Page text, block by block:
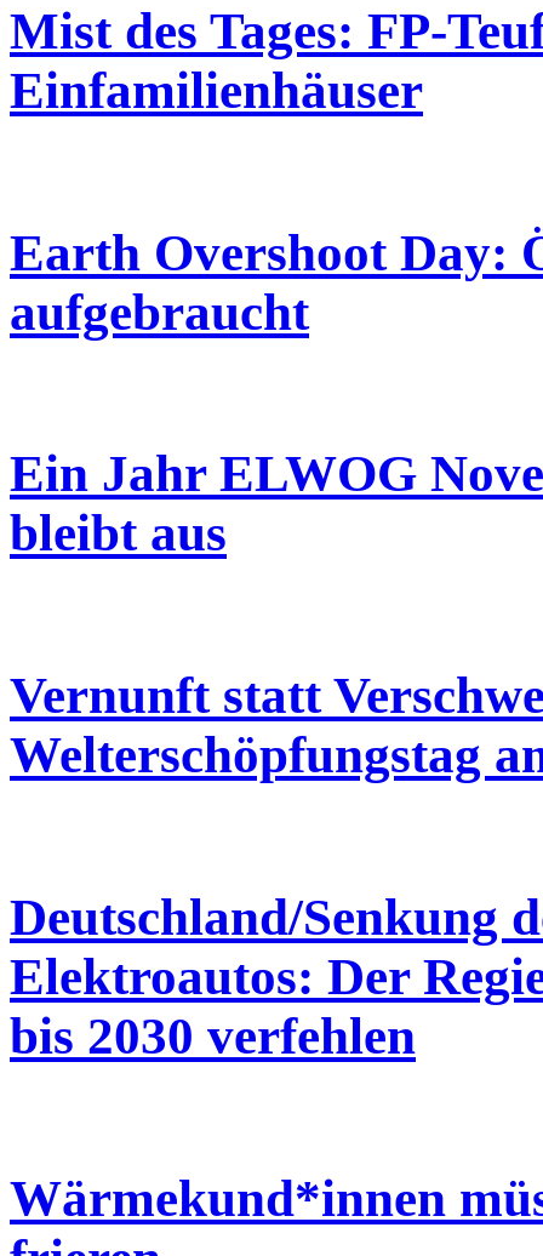
Mist des Tages: FP-
Einfamilienhäuser
Earth Overshoot Day:
aufgebraucht
Ein Jahr ELWOG
bleibt aus
Vernunft statt
Welterschöpfungstag
Deutschland/Senkung
Elektroautos: Der
bis 2030 verfehlen
Wärmekund*innen